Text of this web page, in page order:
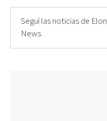
Seguí las noticias de
News